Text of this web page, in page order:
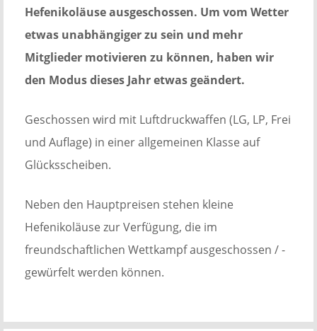
Hefenikoläuse ausgeschossen. Um vom Wetter
etwas unabhängiger zu sein und mehr
Mitglieder motivieren zu können, haben wir
den Modus dieses Jahr etwas geändert.
Geschossen wird mit Luftdruckwaffen (LG, LP, Frei
und Auflage) in einer allgemeinen Klasse auf
Glücksscheiben.
Neben den Hauptpreisen stehen kleine
Hefenikoläuse zur Verfügung, die im
freundschaftlichen Wettkampf ausgeschossen / -
gewürfelt werden können.